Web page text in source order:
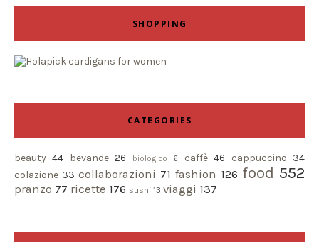
SHOPPING
CATEGORIES
beauty 44 bevande 26 biologico 6 caffè 46 cappuccino 34
colazione 33 collaborazioni 71 fashion 126 food 552
pranzo 77 ricette 176 sushi 13 viaggi 137